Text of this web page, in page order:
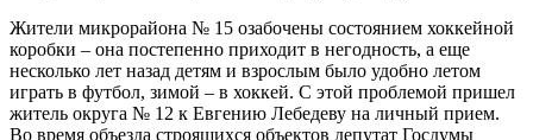
Жители микрорайона № 15 озабочены состоянием хоккейной
коробки – она постепенно приходит в негодность, а еще
несколько лет назад детям и взрослым было удобно летом
играть в футбол, зимой – в хоккей. С этой проблемой пришел
житель округа № 12 к Евгению Лебедеву на личный прием.
Во время объезда строящихся объектов депутат Госдумы